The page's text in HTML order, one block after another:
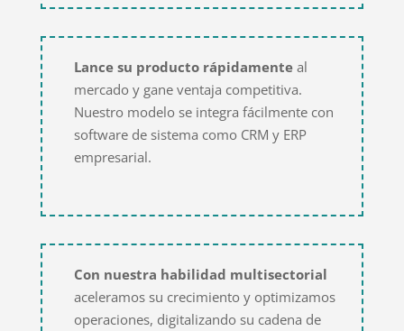
Lance su producto rápidamenteal
mercado y gane ventaja competitiva.
Nuestro modelo se integra fácilmente con
software de sistema como CRM y ERP
empresarial.
Con nuestra habilidad multisectorial
aceleramos su crecimiento y optimizamos
operaciones, digitalizando su cadena de